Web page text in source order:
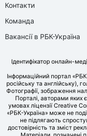
Контакти
Команда
Вакансії в РБК-Україна
Ідентифікатор онлайн-
Інформаційний портал
російську та англійську),
Фотографії, зображення
Порталі, авторами яких
умовах ліцензії Creative
«РБК-Україна» може не
не підлягають
достовірність та зміст